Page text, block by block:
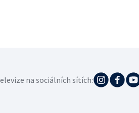
na sociálních sítích: